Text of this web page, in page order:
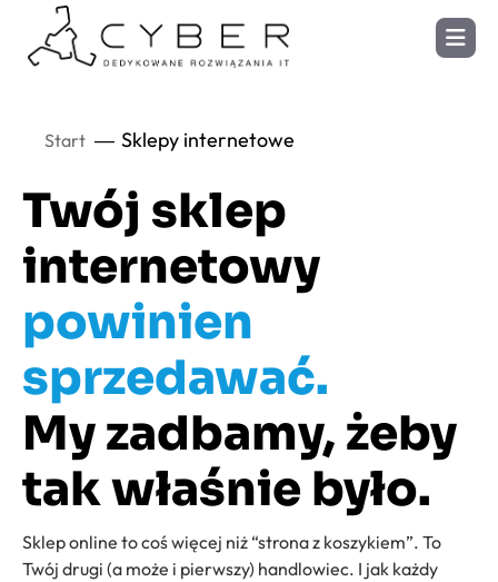
Start Sklepy internetowe
Twój sklep
internetowy
powinien
sprzedawać.
My zadbamy, żeby
tak właśnie było.
Sklep online to coś więcej niż “strona z koszykiem”. To
Twój drugi (a może i pierwszy) handlowiec. I jak każdy